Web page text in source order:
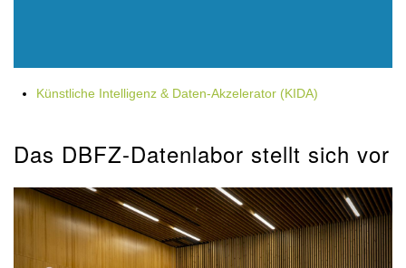
Künstliche Intelligenz & Daten-Akzelerator (KIDA)
Das DBFZ-Datenlabor stellt sich vor